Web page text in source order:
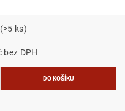
(>5 ks)
659,50 Kč bez DPH